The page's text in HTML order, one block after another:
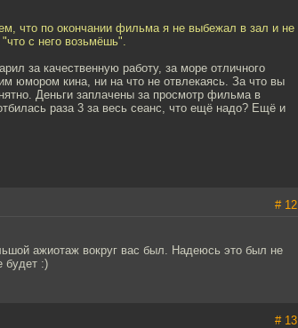
что по окончании фильма я не выбежал в зал и не
с него возьмёшь".
за качественную работу, за море отличного
юмором кина, ни на что не отвлекаясь. За что вы
Деньги заплачены за просмотр фильма в
раза 3 за весь сеанс, что ещё надо? Ещё и
# 12
ажиотаж вокруг вас был. Надеюсь это был не
будет :)
# 13